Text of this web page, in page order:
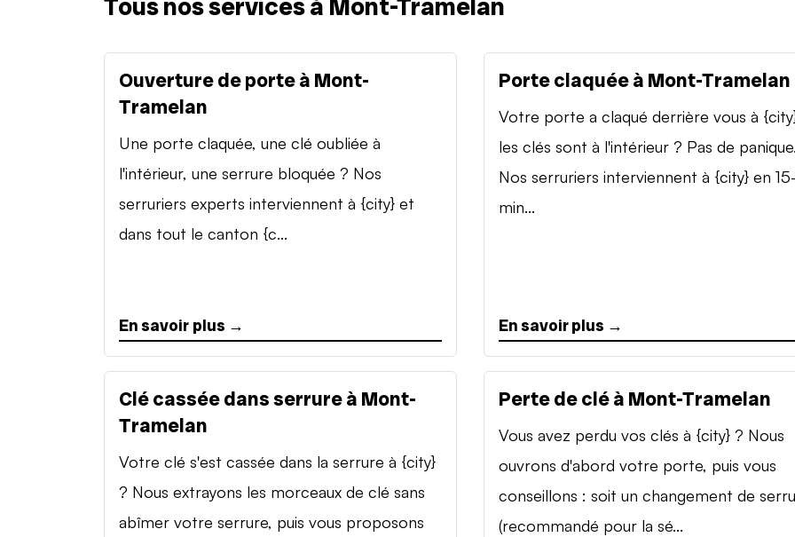
Ouverture de porte à Mont-
Tramelan
Une porte claquée, une clé oubliée à
l'intérieur, une serrure bloquée ? Nos
serruriers experts interviennent à {city} et
dans tout le canton {c...
En savoir plus →
Porte claquée à Mont-Tramelan
Votre porte a claqué derrière vous à
les clés sont à l'intérieur ? Pas de
Nos serruriers interviennent à {city} en
min...
En savoir plus →
Clé cassée dans serrure à Mont-
Tramelan
Votre clé s'est cassée dans la serrure à {city}
? Nous extrayons les morceaux de clé sans
abîmer votre serrure, puis vous proposons
Perte de clé à Mont-Tramelan
Vous avez perdu vos clés à {city} ? Nous
ouvrons d'abord votre porte, puis vous
conseillons : soit un changement de
(recommandé pour la sé...